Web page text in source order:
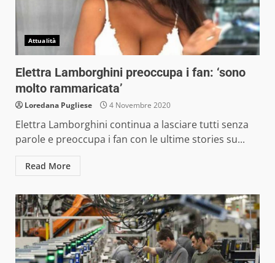
Attualità
Elettra Lamborghini preoccupa i fan: ‘sono
molto rammaricata’
Loredana Pugliese 4 Novembre 2020
Elettra Lamborghini continua a lasciare tutti senza
parole e preoccupa i fan con le ultime stories su...
Read More